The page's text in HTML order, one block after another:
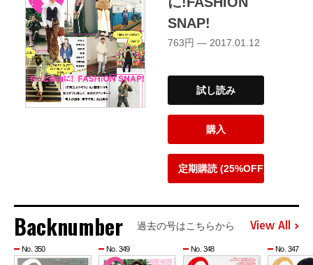
SNAP!
763円 — 2017.01.12
試し読み
購入
定期購読 (25%OFF)
Backnumber 過去の号はこちらから View All
No. 350 No. 349 No. 348 No. 347